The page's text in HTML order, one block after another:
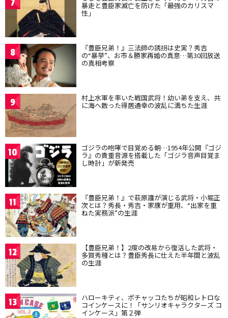
7 暴走と豊臣家滅亡を防げた「最強のカリスマ
性」
8 『豊臣兄弟！』三法師の誘拐は史実？秀吉
の“暴挙”、お市＆勝家再婚の真意…第30回放送
の真相考察
9 村上水軍を率いた戦国武将！幼い弟を支え、共
に海へ散った得居通幸の波乱に満ちた生涯
10 ゴジラの咆哮で目覚める朝…1954年公開『ゴジ
ラ』の貴重音源を搭載した「ゴジラ音声目覚ま
し時計」が新発売
11 『豊臣兄弟！』で萩原護が演じる武将・小堀正
次とは？秀長・秀吉・家康が重用、“出家を重
ねた実務派”の生涯
12 【豊臣兄弟！】2度の改易から復活した武将・
多賀秀種とは？豊臣秀長に仕えた半年間と波乱
の生涯
13 ハローキティ、ポチャッコたちが昭和レトロな
コインケースに！「サンリオキャラクターズ コ
インケース」第２弾